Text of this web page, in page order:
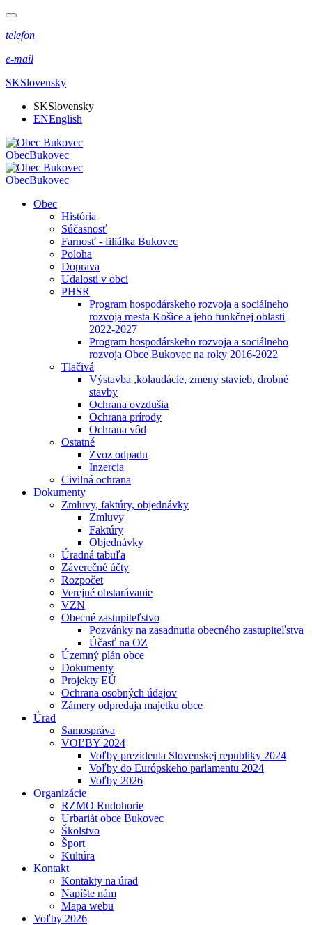
telefon
e-mail
SKSlovensky
SKSlovensky
ENEnglish
ObecBukovec
ObecBukovec
Obec
História
Súčasnosť
Farnosť - filiálka Bukovec
Poloha
Doprava
Udalosti v obci
PHSR
Program hospodárskeho rozvoja a sociálneho
rozvoja mesta Košice a jeho funkčnej oblasti
2022-2027
Program hospodárskeho rozvoja a sociálneho
rozvoja Obce Bukovec na roky 2016-2022
Tlačivá
Výstavba ,kolaudácie, zmeny stavieb, drobné
stavby
Ochrana ovzdušia
Ochrana prírody
Ochrana vôd
Ostatné
Zvoz odpadu
Inzercia
Civilná ochrana
Dokumenty
Zmluvy, faktúry, objednávky
Zmluvy
Faktúry
Objednávky
Úradná tabuľa
Záverečné účty
Rozpočet
Verejné obstarávanie
VZN
Obecné zastupiteľstvo
Pozvánky na zasadnutia obecného zastupiteľstva
Účasť na OZ
Územný plán obce
Dokumenty
Projekty EÚ
Ochrana osobných údajov
Zámery odpredaja majetku obce
Úrad
Samospráva
VOĽBY 2024
Voľby prezidenta Slovenskej republiky 2024
Voľby do Európskeho parlamentu 2024
Voľby 2026
Organizácie
RZMO Rudohorie
Urbariát obce Bukovec
Školstvo
Šport
Kultúra
Kontakt
Kontakty na úrad
Napíšte nám
Mapa webu
Voľby 2026